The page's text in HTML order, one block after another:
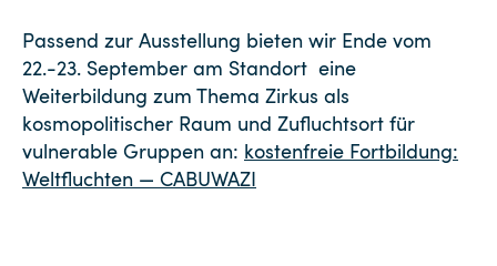
Passend zur Ausstellung bieten wir Ende vom
22.-23. September am Standort eine
Weiterbildung zum Thema Zirkus als
kosmopolitischer Raum und Zufluchtsort für
vulnerable Gruppen an: kostenfreie Fortbildung:
Weltfluchten — CABUWAZI